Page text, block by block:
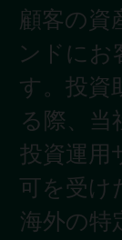
顧客の資
ンドにお
す。投資
る際、当
投資運用
可を受け
海外の特